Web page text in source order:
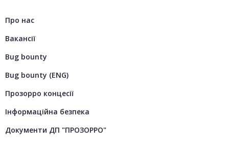
Про нас
Вакансії
Bug bounty
Bug bounty (ENG)
Прозорро концесії
Інформаційна безпека
Документи ДП "ПРОЗОРРО"